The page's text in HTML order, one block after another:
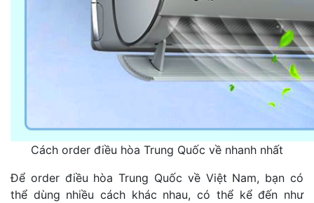
Cách order điều hòa Trung Quốc về nhanh nhất
Để order điều hòa Trung Quốc về Việt Nam, bạn có
thể dùng nhiều cách khác nhau, có thể kể đến như